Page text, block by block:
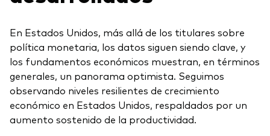
En Estados Unidos, más allá de los titulares sobre
política monetaria, los datos siguen siendo clave, y
los fundamentos económicos muestran, en términos
generales, un panorama optimista. Seguimos
observando niveles resilientes de crecimiento
económico en Estados Unidos, respaldados por un
aumento sostenido de la productividad.